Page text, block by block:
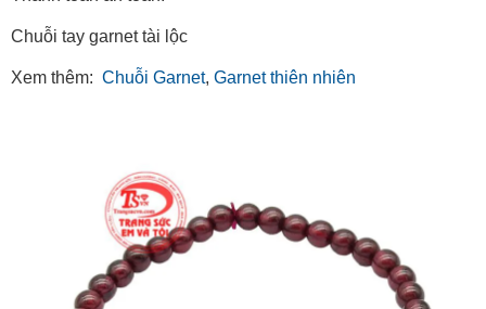
Chuỗi tay garnet tài lộc
Xem thêm: Chuỗi Garnet, Garnet thiên nhiên